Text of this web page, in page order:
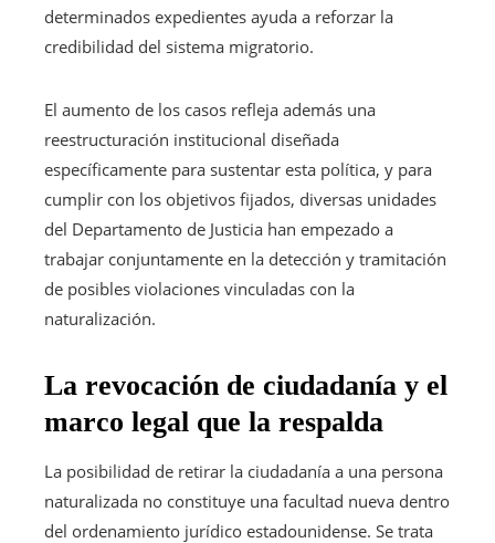
determinados expedientes ayuda a reforzar la
credibilidad del sistema migratorio.
El aumento de los casos refleja además una
reestructuración institucional diseñada
específicamente para sustentar esta política, y para
cumplir con los objetivos fijados, diversas unidades
del Departamento de Justicia han empezado a
trabajar conjuntamente en la detección y tramitación
de posibles violaciones vinculadas con la
naturalización.
La revocación de ciudadanía y el
marco legal que la respalda
La posibilidad de retirar la ciudadanía a una persona
naturalizada no constituye una facultad nueva dentro
del ordenamiento jurídico estadounidense. Se trata